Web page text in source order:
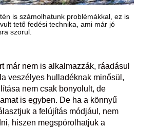
is számolhatunk problémákkal, ez is
tető fedési technika, ami már jó
szorul.
már nem is alkalmazzák, ráadásul
veszélyes hulladéknak minősül,
nem csak bonyolult, de
is egyben. De ha a könnyű
a felújítás módjául, nem
hiszen megspórolhatjuk a